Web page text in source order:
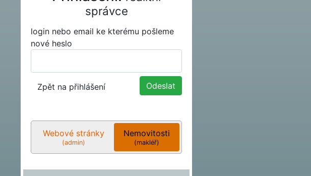
správce
login nebo email ke kterému pošleme
nové heslo
Zpět na přihlášení
Webové stránky
(admin)
Nemovitosti
(makléř)